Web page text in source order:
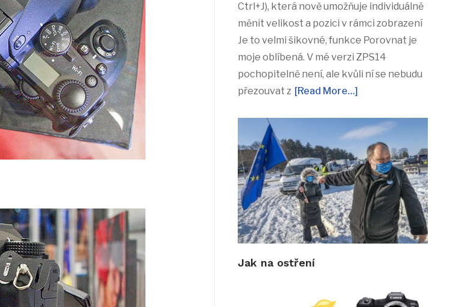
Ctrl+J), která nově umožňuje individuálně
měnit velikost a pozici v rámci zobrazení
Je to velmi šikovné, funkce Porovnat je
moje oblíbená. V mé verzi ZPS14
pochopitelně není, ale kvůli ní se nebudu
přezouvat z [Read More…]
Jak na ostření